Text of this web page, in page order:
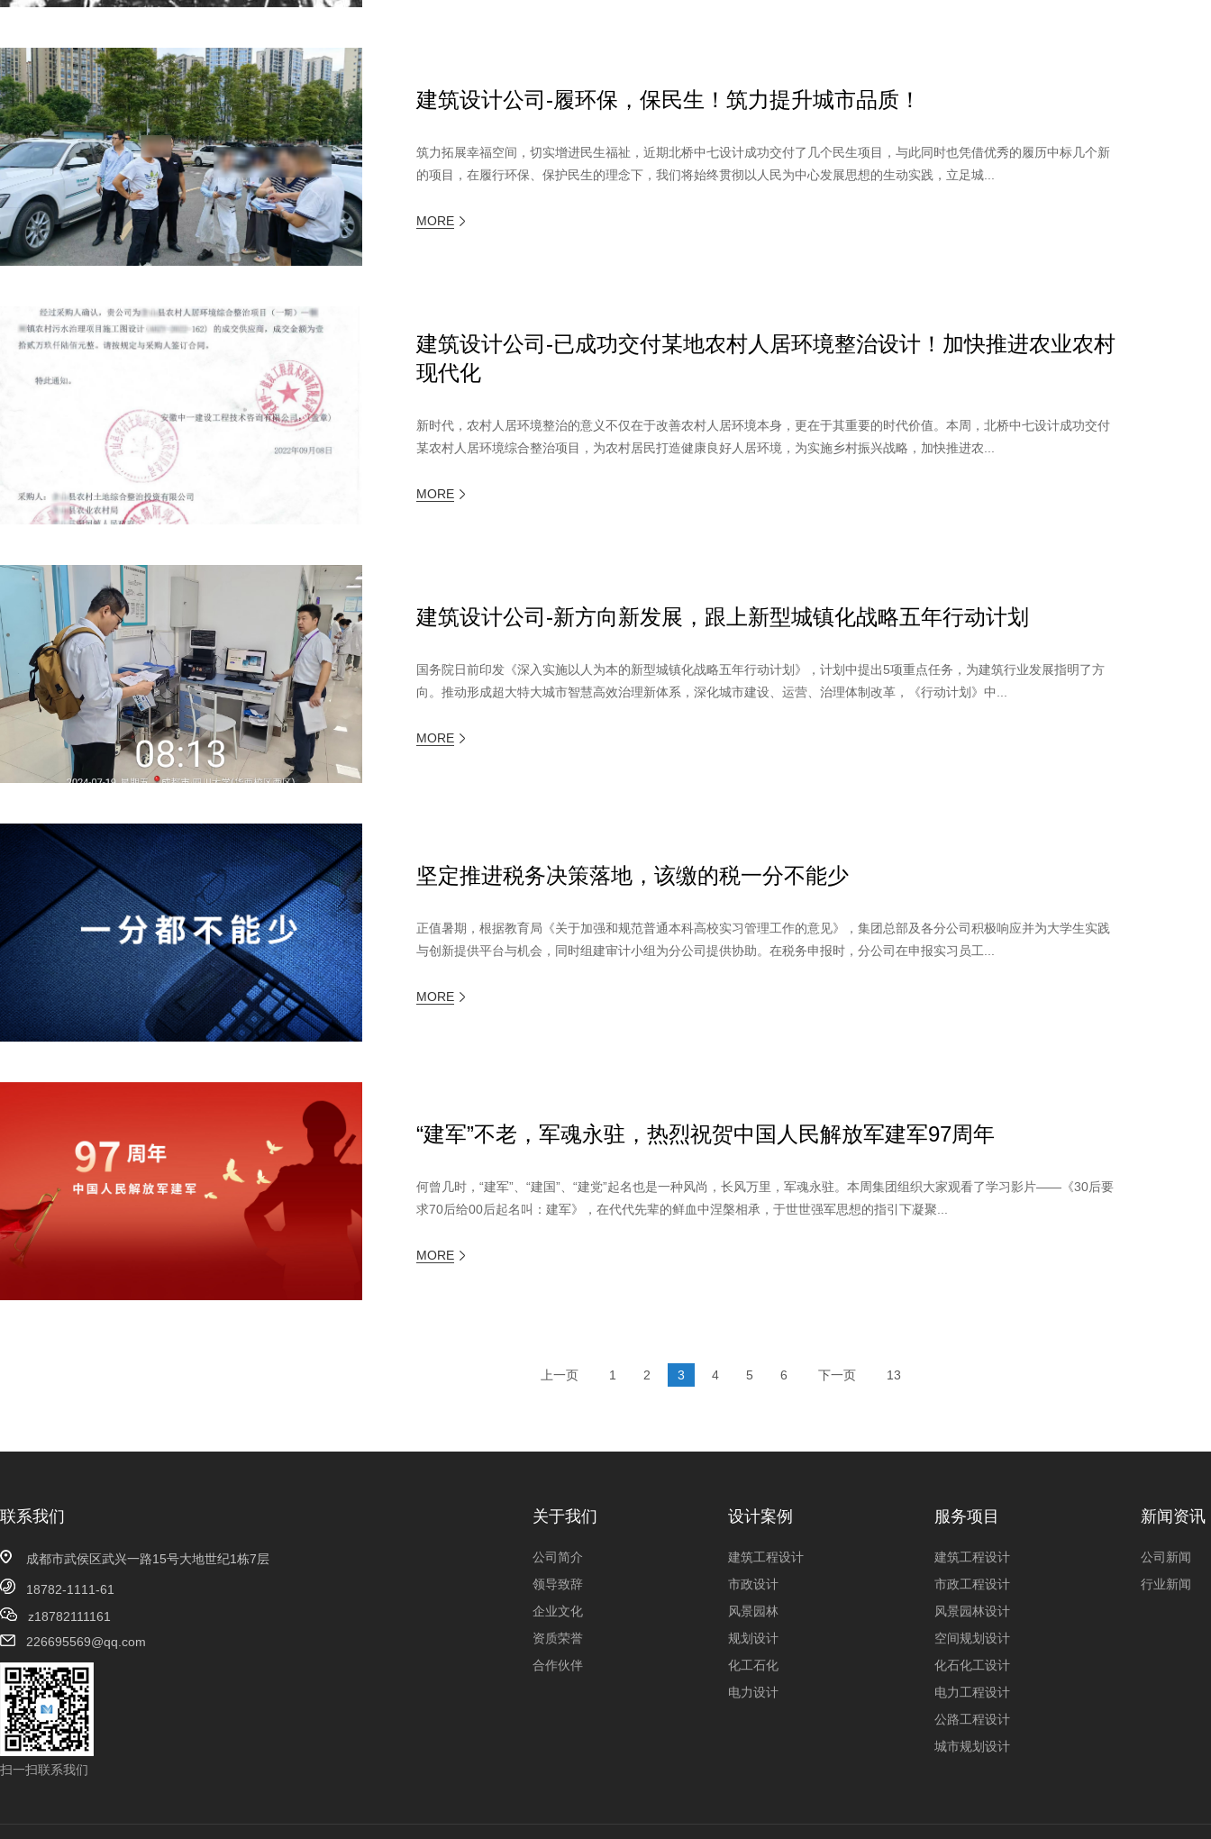
建筑设计公司-履环保，保民生！筑力提升城市品质！
筑力拓展幸福空间，切实增进民生福祉，近期北桥中七设计成功交付了几个民生项目，与此同时也凭借优秀的履历中标几个新
的项目，在履行环保、保护民生的理念下，我们将始终贯彻以人民为中心发展思想的生动实践，立足城...
MORE
建筑设计公司-已成功交付某地农村人居环境整治设计！加快推进农业农村
现代化
新时代，农村人居环境整治的意义不仅在于改善农村人居环境本身，更在于其重要的时代价值。本周，北桥中七设计成功交付
某农村人居环境综合整治项目，为农村居民打造健康良好人居环境，为实施乡村振兴战略，加快推进农...
MORE
建筑设计公司-新方向新发展，跟上新型城镇化战略五年行动计划
国务院日前印发《深入实施以人为本的新型城镇化战略五年行动计划》，计划中提出5项重点任务，为建筑行业发展指明了方
向。推动形成超大特大城市智慧高效治理新体系，深化城市建设、运营、治理体制改革，《行动计划》中...
MORE
坚定推进税务决策落地，该缴的税一分不能少
正值暑期，根据教育局《关于加强和规范普通本科高校实习管理工作的意见》，集团总部及各分公司积极响应并为大学生实践
与创新提供平台与机会，同时组建审计小组为分公司提供协助。在税务申报时，分公司在申报实习员工...
MORE
“建军”不老，军魂永驻，热烈祝贺中国人民解放军建军97周年
何曾几时，“建军”、“建国”、“建党”起名也是一种风尚，长风万里，军魂永驻。本周集团组织大家观看了学习影片——《30后要
求70后给00后起名叫：建军》，在代代先辈的鲜血中涅槃相承，于世世强军思想的指引下凝聚...
MORE
上一页 1 2 3 4 5 6 下一页 13
联系我们
成都市武侯区武兴一路15号大地世纪1栋7层
18782-1111-61
z18782111161
226695569@qq.com
扫一扫联系我们
关于我们
公司简介
领导致辞
企业文化
资质荣誉
合作伙伴
设计案例
建筑工程设计
市政设计
风景园林
规划设计
化工石化
电力设计
服务项目
建筑工程设计
市政工程设计
风景园林设计
空间规划设计
化石化工设计
电力工程设计
公路工程设计
城市规划设计
新闻资讯
公司新闻
行业新闻